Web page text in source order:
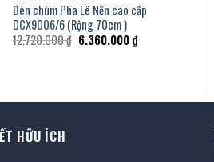
Đèn chùm Pha Lê Nến cao cấp
DCX9006/6 (Rộng 70cm )
12.720.000₫ Giá
gốc
6.360.000₫Giá
hiện
HỮU ÍCH